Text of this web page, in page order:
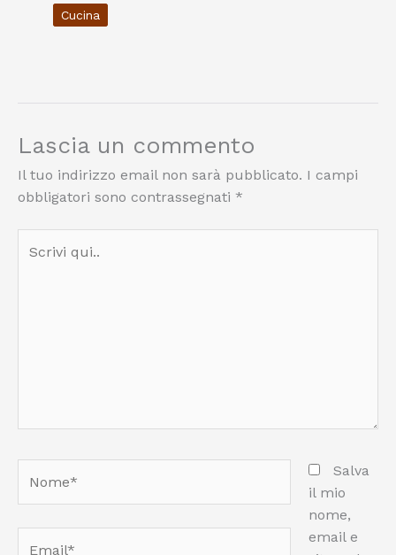
Cucina
Lascia un commento
Il tuo indirizzo email non sarà pubblicato. I campi
obbligatori sono contrassegnati *
qui..
Salva
il mio
nome,
email e